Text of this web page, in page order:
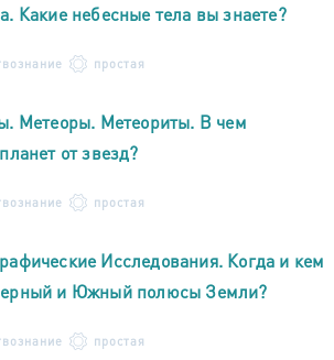
Какие небесные тела вы знаете?
простая
Метеоры. Метеориты. В чем
от звезд?
простая
Исследования. Когда и кем
и Южный полюсы Земли?
простая